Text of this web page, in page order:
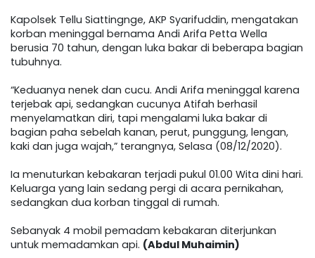
Kapolsek Tellu Siattingnge, AKP Syarifuddin, mengatakan
korban meninggal bernama Andi Arifa Petta Wella
berusia 70 tahun, dengan luka bakar di beberapa bagian
tubuhnya.
“Keduanya nenek dan cucu. Andi Arifa meninggal karena
terjebak api, sedangkan cucunya Atifah berhasil
menyelamatkan diri, tapi mengalami luka bakar di
bagian paha sebelah kanan, perut, punggung, lengan,
kaki dan juga wajah,” terangnya, Selasa (08/12/2020).
Ia menuturkan kebakaran terjadi pukul 01.00 Wita dini hari.
Keluarga yang lain sedang pergi di acara pernikahan,
sedangkan dua korban tinggal di rumah.
Sebanyak 4 mobil pemadam kebakaran diterjunkan
untuk memadamkan api. (Abdul Muhaimin)